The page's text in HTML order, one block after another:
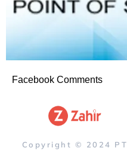
Facebook Comments
Copyright © 2024 PT